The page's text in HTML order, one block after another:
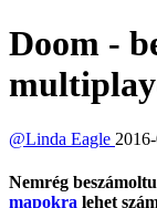
Doom -
@Linda Eagle
Nemrég
mapokra lehet